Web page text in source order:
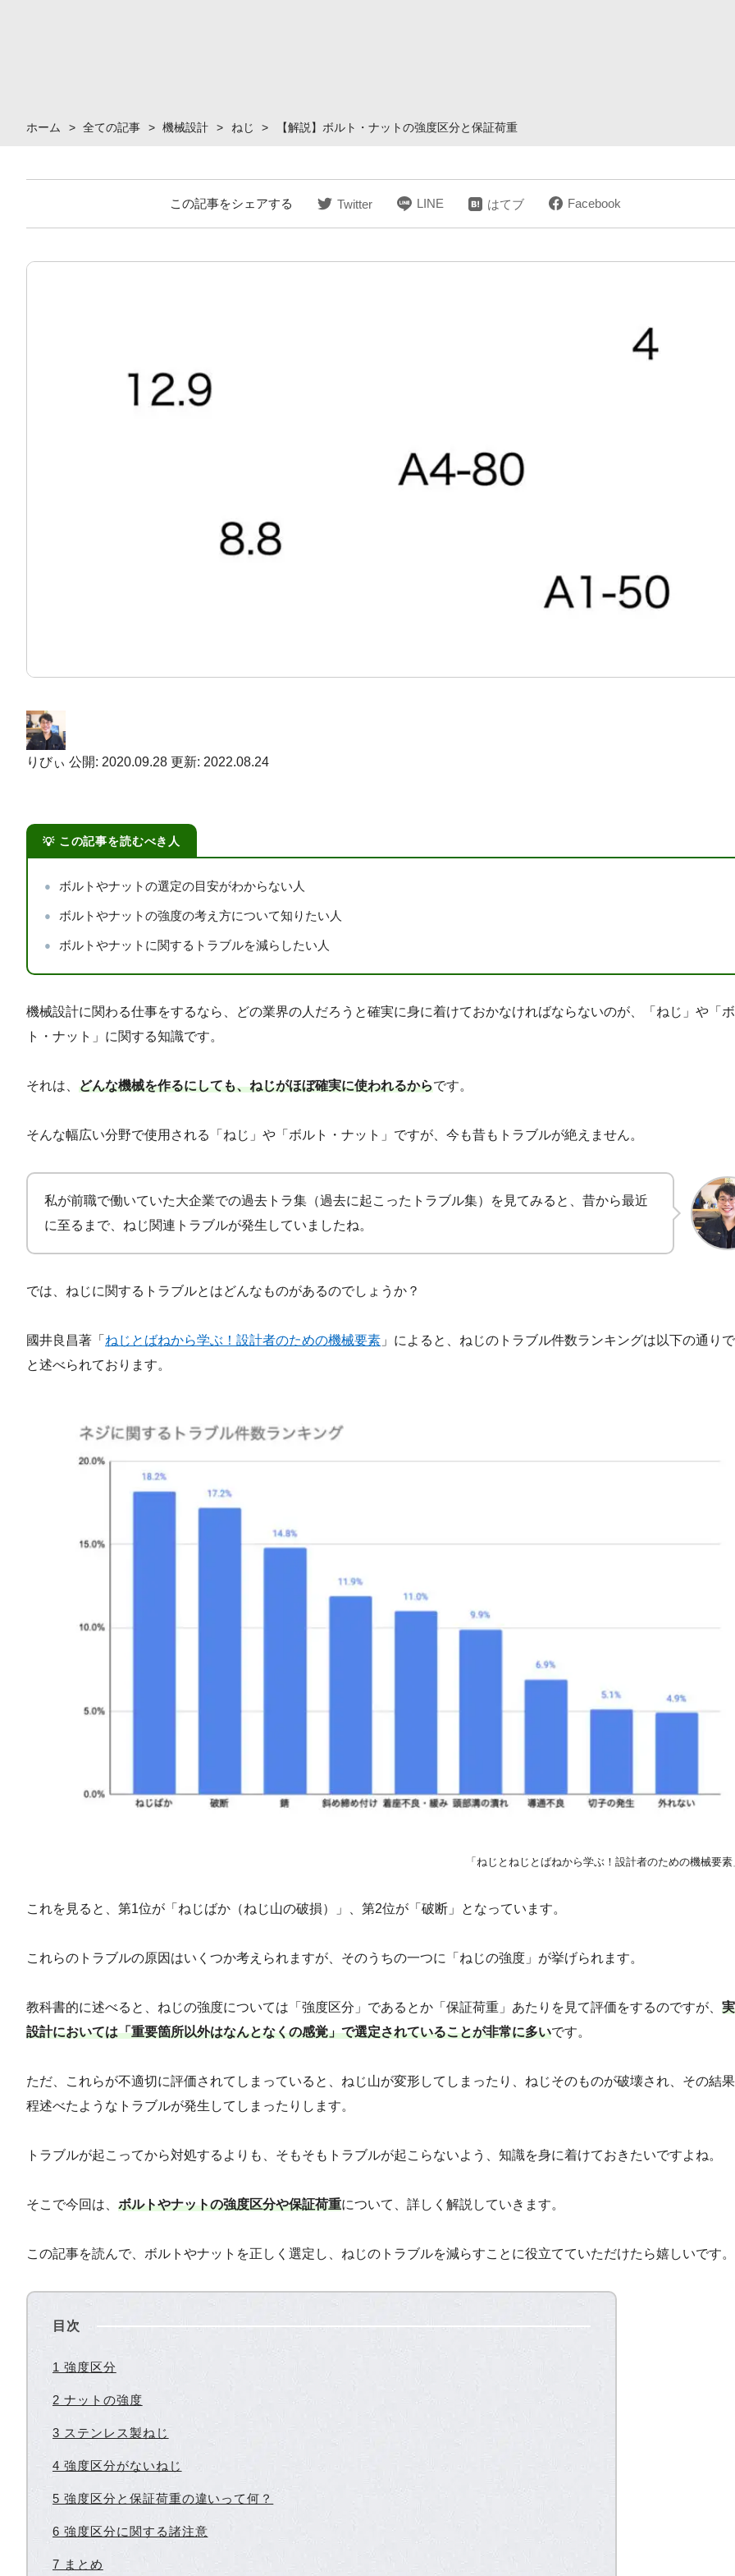
ホーム > 全ての記事 > 機械設計 > ねじ > 【解説】ボルト・ナットの強度区分と保証荷重
この記事をシェアする Twitter LINE はてブ Facebook
りびぃ 公開: 2020.09.28 更新: 2022.08.24
この記事を読むべき人
ボルトやナットの選定の目安がわからない人
ボルトやナットの強度の考え方について知りたい人
ボルトやナットに関するトラブルを減らしたい人
機械設計に関わる仕事をするなら、どの業界の人だろうと確実に身に着けておかなければならないのが、「ねじ」や「
ト・ナット」に関する知識です。
それは、 どんな機械を作るにしても、ねじがほぼ確実に使われるからです。
そんな幅広い分野で使用される「ねじ」や「ボルト・ナット」ですが、今も昔もトラブルが絶えません。
私が前職で働いていた大企業での過去トラ集（過去に起こったトラブル集）を見てみると、昔から最近
に至るまで、ねじ関連トラブルが発生していましたね。
では、ねじに関するトラブルとはどんなものがあるのでしょうか？
國井良昌著「 ねじとばねから学ぶ！設計者のための機械要素 」によると、ねじのトラブル件数ランキングは以下の通り
と述べられております。
「ねじとねじとばねから学ぶ！設計者のための機械要
これを見ると、第1位が「ねじばか（ねじ山の破損）」、第2位が「破断」となっています。
これらのトラブルの原因はいくつか考えられますが、そのうちの一つに「ねじの強度」が挙げられます。
教科書的に述べると、ねじの強度については「強度区分」であるとか「保証荷重」あたりを見て評価をするのですが、
設計においては「重要箇所以外はなんとなくの感覚」で選定されていることが非常に多いです。
ただ、これらが不適切に評価されてしまっていると、ねじ山が変形してしまったり、ねじそのものが破壊され、その結
程述べたようなトラブルが発生してしまったりします。
トラブルが起こってから対処するよりも、そもそもトラブルが起こらないよう、知識を身に着けておきたいですよね。
そこで今回は、 ボルトやナットの強度区分や保証荷重について、詳しく解説していきます。
この記事を読んで、ボルトやナットを正しく選定し、ねじのトラブルを減らすことに役立てていただけたら嬉しいです。
目次
1 強度区分
2 ナットの強度
3 ステンレス製ねじ
4 強度区分がないねじ
5 強度区分と保証荷重の違いって何？
6 強度区分に関する諸注意
7 まとめ